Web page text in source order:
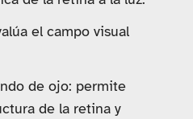
el campo visual
de ojo: permite
de la retina y